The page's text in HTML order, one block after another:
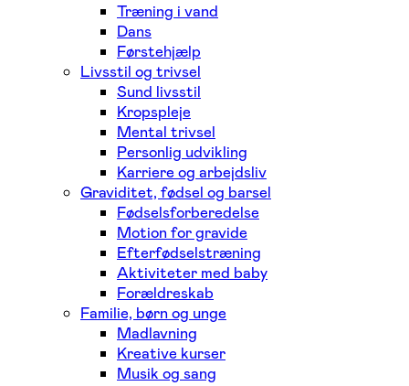
Træning i vand
Dans
Førstehjælp
Livsstil og trivsel
Sund livsstil
Kropspleje
Mental trivsel
Personlig udvikling
Karriere og arbejdsliv
Graviditet, fødsel og barsel
Fødselsforberedelse
Motion for gravide
Efterfødselstræning
Aktiviteter med baby
Forældreskab
Familie, børn og unge
Madlavning
Kreative kurser
Musik og sang